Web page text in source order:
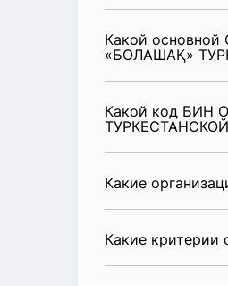
Какой
«БОЛАШАҚ»
Какой код
Какие
Какие критерии